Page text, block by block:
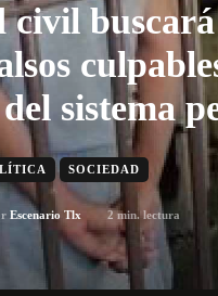
civil buscará
sistema
SOCIEDAD
Escenario Tlx 2min. lectura